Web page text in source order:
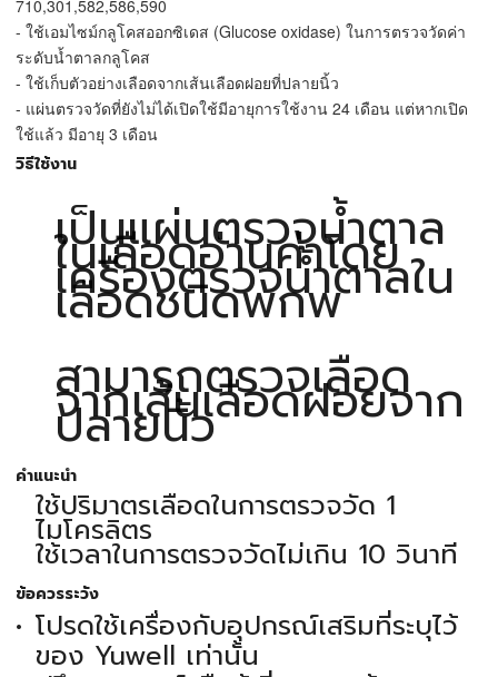
710,301,582,586,590
- ใช้เอมไซม์กลูโคสออกซิเดส (Glucose oxidase) ในการตรวจวัดค่า
ระดับนํ้าตาลกลูโคส
- ใช้เก็บตัวอย่างเลือดจากเส้นเลือดฝอยที่ปลายนิ้ว
- แผ่นตรวจวัดที่ยังไม่ได้เปิดใช้มีอายุการใช้งาน 24 เดือน แต่หากเปิด
ใช้แล้ว มีอายุ 3 เดือน
วิธีใช้งาน
เป็นแผ่นตรวจน้ำตาล
ในเลือดอ่านค่าโดย
เครื่องตรวจน้ำตาลใน
เลือดชนิดพกพ
สามารถตรวจเลือด
จากเส้นเลือดฝอยจาก
ปลายนิ้ว
คำแนะนำ
ใช้ปริมาตรเลือดในการตรวจวัด 1
ไมโครลิตร
ใช้เวลาในการตรวจวัดไม่เกิน 10 วินาที
ข้อควรระวัง
โปรดใช้เครื่องกับอุปกรณ์เสริมที่ระบุไว้
ของ Yuwell เท่านั้น